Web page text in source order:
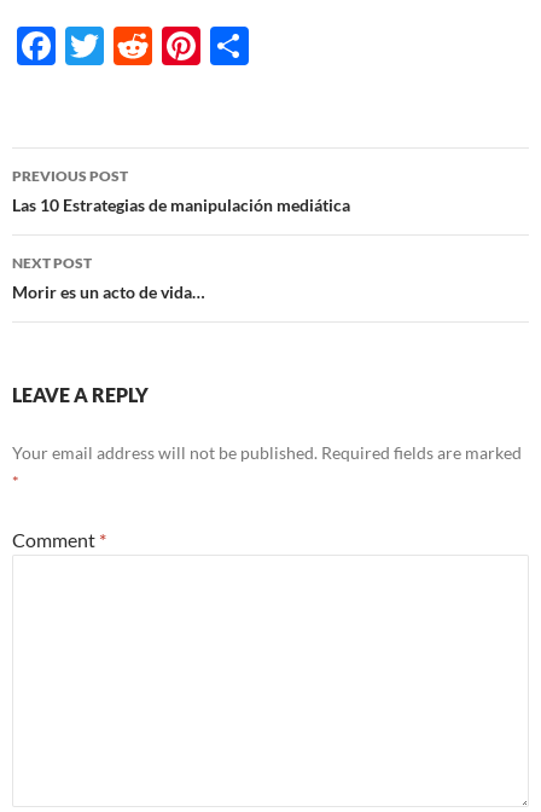
F
b
o
o
k
T
er
R
di
t
Pi
es
t
e
Post
navigation
PREVIOUS POST
Las 10 Estrategias de manipulación mediática
NEXT POST
Morir es un acto de vida…
LEAVE A REPLY
Your email address will not be published. Required fields are marked
*
Comment *